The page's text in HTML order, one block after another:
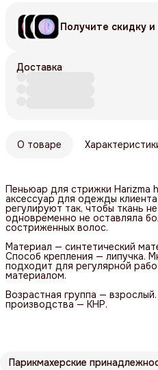
Получите скидку
Доставка
О товаре
Пеньюар для стрижки Harizma
аксессуар для одежды
регулируют так, чтобы ткань
одновременно не оставляла
состриженных волос.
Материал — синтетический
Способ крепления — липучка.
подходит для регулярной
материалом.
Возрастная группа —
производства — КНР.
Парикмахерские